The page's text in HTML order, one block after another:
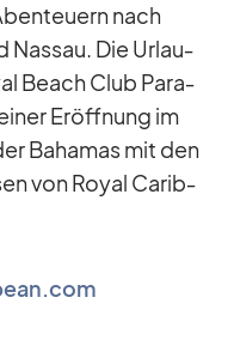
nach
Nas­sau. Die Ur­lau­
Beach Club Pa­ra­
Er­öff­nung im
Ba­ha­mas mit den
von Royal Ca­rib­